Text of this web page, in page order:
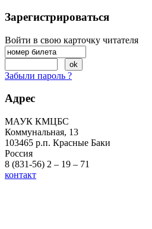
Зарегистрироваться
Войти в свою карточку читателя
Забыли пароль ?
Адрес
МАУК КМЦБС
Коммунальная, 13
103465 р.п. Красные Баки
Россия
8 (831-56) 2 – 19 – 71
контакт